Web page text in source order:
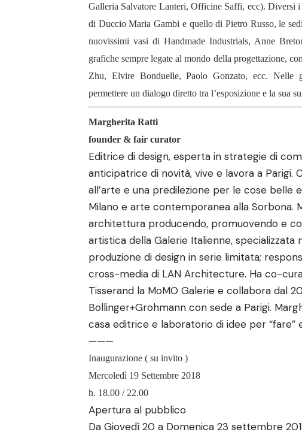
Galleria Salvatore Lanteri, Officine Saffi, ecc). Diversi
di Duccio Maria Gambi e quello di Pietro Russo, le
nuovissimi vasi di Handmade Industrials, Anne
grafiche sempre legate al mondo della progettazione,
Zhu, Elvire Bonduelle, Paolo Gonzato, ecc. Nelle
permettere un dialogo diretto tra l’esposizione e la sua
Margherita Ratti
founder & fair curator
Editrice di design, esperta in strategie di
anticipatrice di novità, vive e lavora a Parigi.
all’arte e una predilezione per le cose belle
Milano e arte contemporanea alla Sorbona.
architettura producendo, promuovendo e
artistica della Galerie Italienne, specializzata
produzione di design in serie limitata;
cross-media di LAN Architecture. Ha co-
Tisserand la MoMO Galerie e collabora dal
Bollinger+Grohmann con sede a Parigi.
casa editrice e laboratorio di idee per “fare”
———
Inaugurazione ( su invito )
Mercoledì 19 Settembre 2018
h. 18.00 / 22.00
Apertura al pubblico
Da Giovedì 20 a Domenica 23 settembre